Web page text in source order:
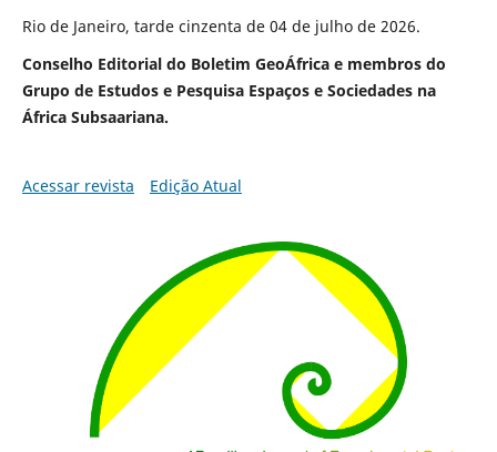
Rio de Janeiro, tarde cinzenta de 04 de julho de 2026.
Conselho Editorial do Boletim GeoÁfrica e membros do
Grupo de Estudos e Pesquisa Espaços e Sociedades na
África Subsaariana.
Acessar revista Edição Atual